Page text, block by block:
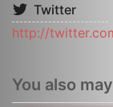
Twitter
http://
You also